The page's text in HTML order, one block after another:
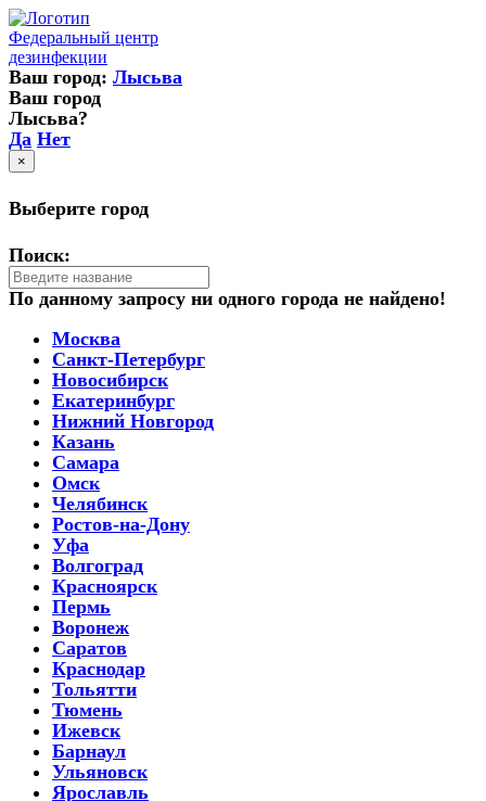
Федеральный центр
дезинфекции
Ваш город: Лысьва
Ваш город
Лысьва?
Да Нет
×
Выберите город
Поиск:
По данному запросу ни одного города не найдено!
Москва
Санкт-Петербург
Новосибирск
Екатеринбург
Нижний Новгород
Казань
Самара
Омск
Челябинск
Ростов-на-Дону
Уфа
Волгоград
Красноярск
Пермь
Воронеж
Саратов
Краснодар
Тольятти
Тюмень
Ижевск
Барнаул
Ульяновск
Ярославль